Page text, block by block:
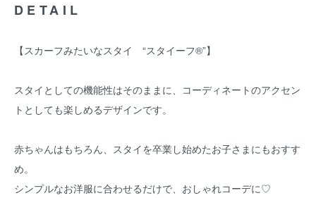
DETAIL
【スカーフみたいなスタイ “スタイーフ®”】
スタイとしての機能性はそのままに、コーディネートのアクセン
トとしても楽しめるデザインです。
赤ちゃんはもちろん、スタイを卒業し始めたお子さまにもおすす
め。
シンプルなお洋服に合わせるだけで、おしゃれコーデに♡